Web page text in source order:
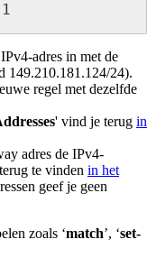
adres in met de
149.210.181.124/24).
regel met dezelfde
' vind je terug in
adres de IPv4-
te vinden in het
geef je geen
zoals ‘match’, ‘set-